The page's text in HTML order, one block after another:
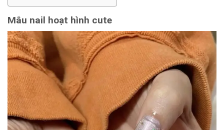
Mẫu nail hoạt hình cute